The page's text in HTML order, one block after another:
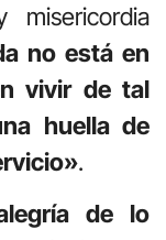
no está en
vivir de tal
huella de
.
de lo